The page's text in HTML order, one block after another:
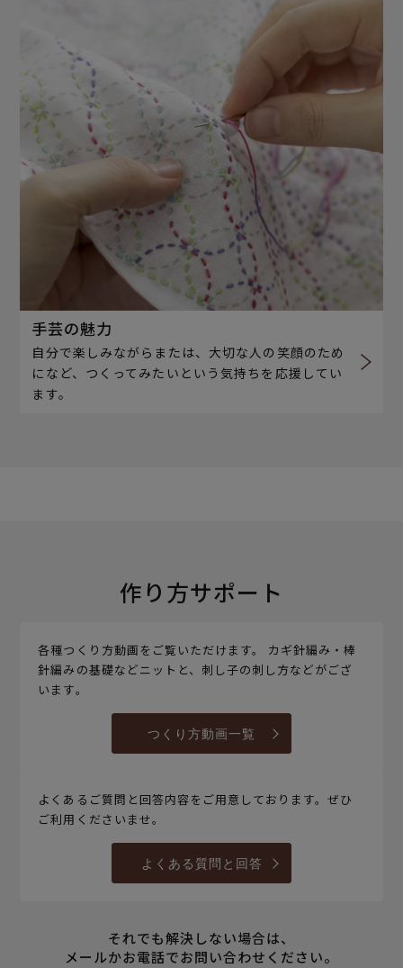
手芸の魅力
自分で楽しみながらまたは、大切な人の笑顔のため
になど、つくってみたいという気持ちを応援してい
ます。
作り方サポート
各種つくり方動画をご覧いただけます。 カギ針編み・棒
針編みの基礎などニットと、刺し子の刺し方などがござ
います。
つくり方動画一覧
よくあるご質問と回答内容をご用意しております。ぜひ
ご利用くださいませ。
よくある質問と回答
それでも解決しない場合は、
メールかお電話でお問い合わせください。